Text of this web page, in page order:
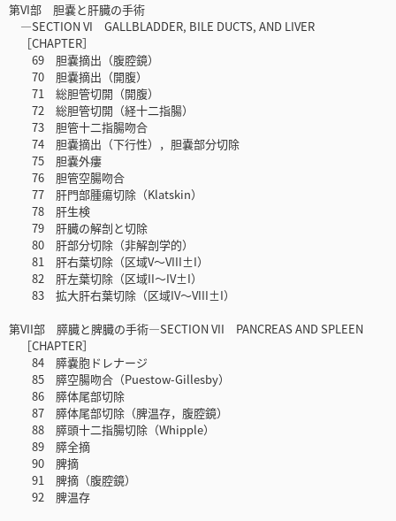
第VI部 胆嚢と肝臓の手術
―SECTION VI GALLBLADDER, BILE DUCTS, AND LIVER
［CHAPTER］
69 胆嚢摘出（腹腔鏡）
70 胆嚢摘出（開腹）
71 総胆管切開（開腹）
72 総胆管切開（経十二指腸）
73 胆管十二指腸吻合
74 胆嚢摘出（下行性），胆嚢部分切除
75 胆嚢外瘻
76 胆管空腸吻合
77 肝門部腫瘍切除（Klatskin）
78 肝生検
79 肝臓の解剖と切除
80 肝部分切除（非解剖学的）
81 肝右葉切除（区域V～VIII±I）
82 肝左葉切除（区域II～IV±I）
83 拡大肝右葉切除（区域IV～VIII±I）
第VII部 膵臓と脾臓の手術―SECTION VII PANCREAS AND SPLEEN
［CHAPTER］
84 膵嚢胞ドレナージ
85 膵空腸吻合（Puestow-Gillesby）
86 膵体尾部切除
87 膵体尾部切除（脾温存，腹腔鏡）
88 膵頭十二指腸切除（Whipple）
89 膵全摘
90 脾摘
91 脾摘（腹腔鏡）
92 脾温存